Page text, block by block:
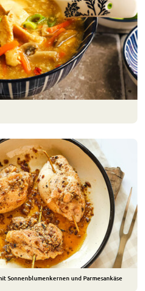
Sonnenblumenkernen und Parmesankäse